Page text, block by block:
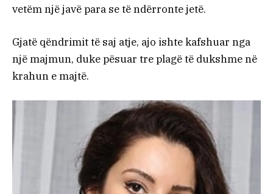
vetëm një javë para se të ndërronte jetë.
Gjatë qëndrimit të saj atje, ajo ishte kafshuar nga
një majmun, duke pësuar tre plagë të dukshme në
krahun e majtë.